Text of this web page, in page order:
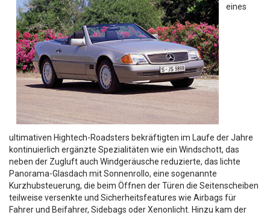
eines
ultimativen Hightech-Roadsters bekräftigten im Laufe der Jahre
kontinuierlich ergänzte Spezialitäten wie ein Windschott, das
neben der Zugluft auch Windgeräusche reduzierte, das lichte
Panorama-Glasdach mit Sonnenrollo, eine sogenannte
Kurzhubsteuerung, die beim Öffnen der Türen die Seitenscheiben
teilweise versenkte und Sicherheitsfeatures wie Airbags für
Fahrer und Beifahrer, Sidebags oder Xenonlicht. Hinzu kam der